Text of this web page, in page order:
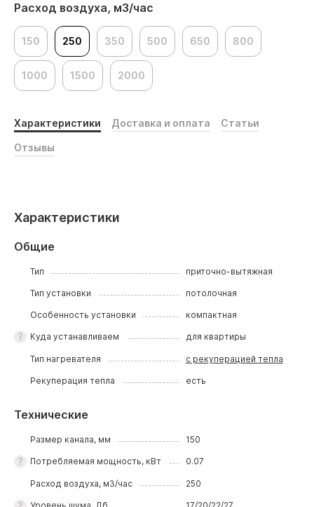
Расход воздуха, м3/час
150 250 350 500 650 800
1000 1500 2000
Характеристики Доставка и оплата Статьи
Отзывы
Характеристики
Общие
Тип приточно-вытяжная
Тип установки потолочная
Особенность установки компактная
Куда устанавливаем для квартиры
Тип нагревателя с рекуперацией тепла
Рекуперация тепла есть
Технические
Размер канала, мм 150
Потребляемая мощность, кВт 0.07
Расход воздуха, м3/час 250